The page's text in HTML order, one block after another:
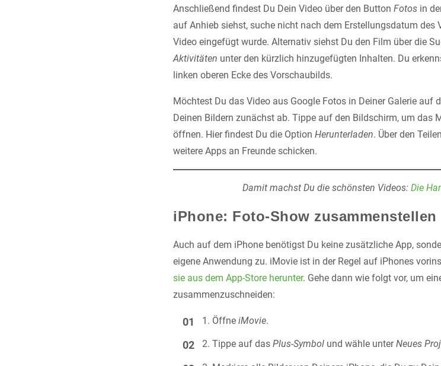
Anschließend findest Du Dein Video über den Button Fotos in
auf Anhieb siehst, suche nicht nach dem Erstellungsdatum des
Video eingefügt wurde. Alternativ siehst Du den Film über die
Aktivitäten unter den kürzlich hinzugefügten Inhalten. Du
linken oberen Ecke des Vorschaubilds.
Möchtest Du das Video aus Google Fotos in Deiner Galerie auf
Deinen Bildern zunächst ab. Tippe auf den Bildschirm, um das
öffnen. Hier findest Du die Option Herunterladen. Über den
weitere Apps an Freunde schicken.
Damit machst Du die schönsten Videos: Die
iPhone: Foto-Show
Auch auf dem iPhone benötigst Du keine zusätzliche App,
eigene Anwendung zu. iMovie ist in der Regel auf iPhones
sie aus dem App-Store herunter. Gehe dann wie folgt vor, um
zusammenzuschneiden:
ÖffneiMovie.
Tippe auf dasPlus-Symbol und wähle unterNeues